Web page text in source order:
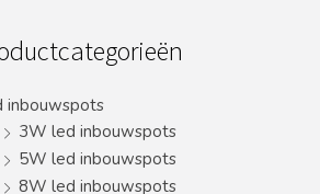
inbouwspots
3W led inbouwspots
5W led inbouwspots
8W led inbouwspots